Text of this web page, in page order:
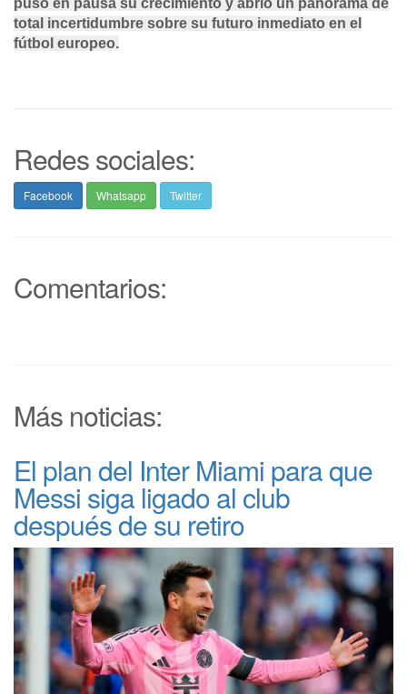
total incertidumbre sobre su futuro inmediato en el
fútbol europeo.
Redes sociales:
Facebook Whatsapp Twitter
Comentarios:
Más noticias:
El plan del Inter Miami para que
Messi siga ligado al club
después de su retiro